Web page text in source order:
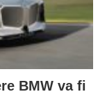
BMW va fi